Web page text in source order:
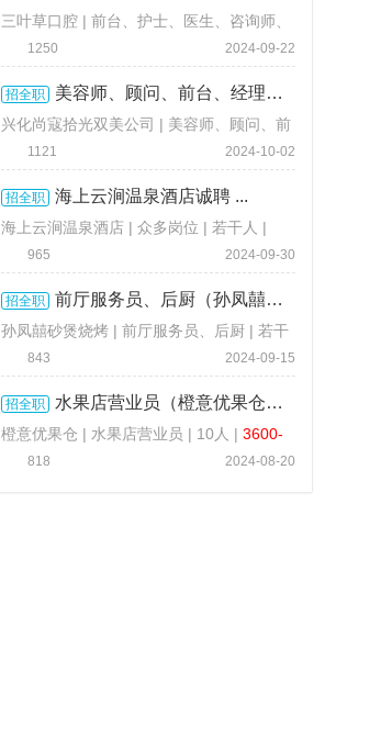
三叶草口腔 | 前台、护士、医生、咨询师、
美容师 | 若干人 |
3000-8000 元 / 月
1250 2024-09-22
招全职 美容师、顾问、前台、经理、护 ...
兴化尚寇拾光双美公司 | 美容师、顾问、前
台 | 若干人 |
1121 2024-10-02
招全职 海上云涧温泉酒店诚聘 ...
海上云涧温泉酒店 | 众多岗位 | 若干人 |
3800-15000 元 / 月
965 2024-09-30
招全职 前厅服务员、后厨（孙凤囍砂煲 ...
孙凤囍砂煲烧烤 | 前厅服务员、后厨 | 若干
人 |面议
843 2024-09-15
招全职 水果店营业员（橙意优果仓） ...
橙意优果仓 | 水果店营业员 | 10人 | 3600-
5000 元 / 月
818 2024-08-20